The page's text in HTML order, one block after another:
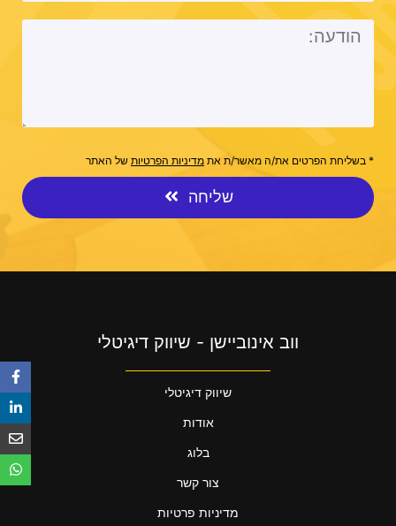
* בשליחת הפרטים את/ה מאשר/ת את מדיניות הפרטיות של האתר
שליחה
ווב אינוביישן - שיווק דיגיטלי
שיווק דיגיטלי
אודות
בלוג
צור קשר
מדיניות פרטיות